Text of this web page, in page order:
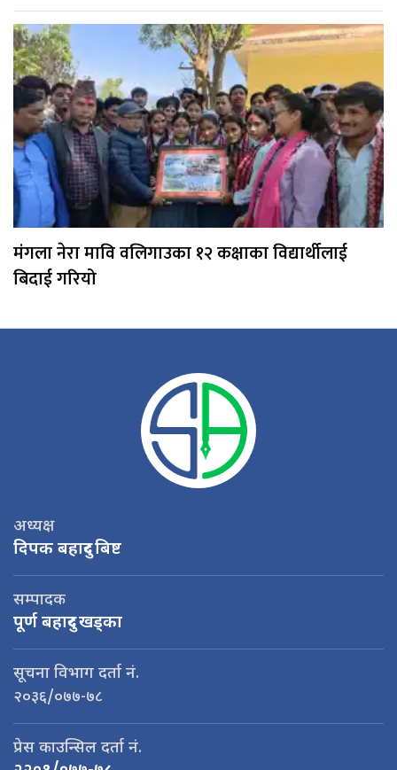
मंगला नेरा मावि वलिगाउका १२ कक्षाका विद्यार्थीलाई
बिदाई गरियो
अध्यक्ष
दिपक बहादुर बिष्ट
सम्पादक
पूर्ण बहादुर खड्का
सूचना विभाग दर्ता नं.
२०३६/०७७-७८
प्रेस काउन्सिल दर्ता नं.